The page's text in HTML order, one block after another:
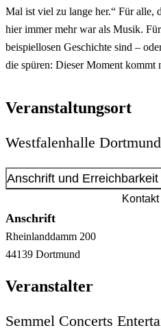
Mal ist viel zu lange her.“ Für alle,
hier immer mehr war als Musik.
beispiellosen Geschichte sind –
die spüren: Dieser Moment kommt
Veranstaltungsort
Westfalenhalle Dortmund
Anschrift und Erreichbarkeit
Anschrift
Rheinlanddamm 200
44139 Dortmund
Veranstalter
Semmel Concerts